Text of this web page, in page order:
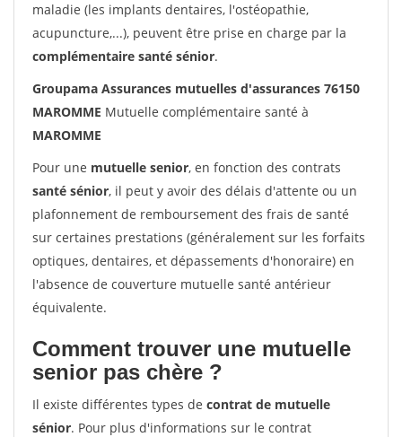
maladie (les implants dentaires, l'ostéopathie,
acupuncture,...), peuvent être prise en charge par la
complémentaire santé sénior.
Groupama Assurances mutuelles d'assurances 76150
MAROMME Mutuelle complémentaire santé à
MAROMME
Pour une mutuelle senior, en fonction des contrats
santé sénior, il peut y avoir des délais d'attente ou un
plafonnement de remboursement des frais de santé
sur certaines prestations (généralement sur les forfaits
optiques, dentaires, et dépassements d'honoraire) en
l'absence de couverture mutuelle santé antérieur
équivalente.
Comment trouver une mutuelle
senior pas chère ?
Il existe différentes types de contrat de mutuelle
sénior. Pour plus d'informations sur le contrat